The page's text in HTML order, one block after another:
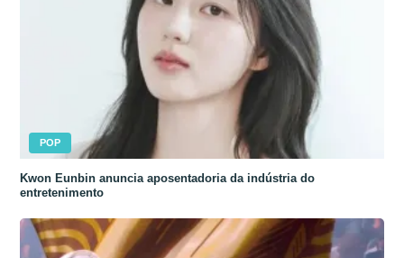
POP
Kwon Eunbin anuncia aposentadoria da indústria do
entretenimento